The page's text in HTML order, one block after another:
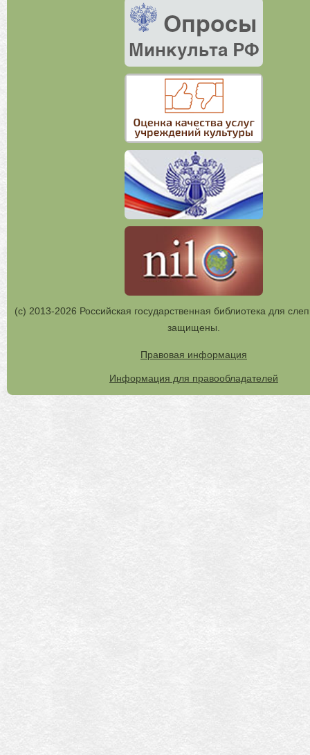
(с) 2013-2026 Российская государственная библиотека для
защищены.
Правовая информация
Информация для правообладателей